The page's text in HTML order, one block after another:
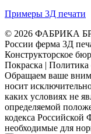
Примеры 3Д печати
© 2026 ФАБРИКА
России ферма 3Д
Конструкторское
Покраска |
Обращаем ваше
носит
каких условиях не
определяемой
кодекса
необходимые для